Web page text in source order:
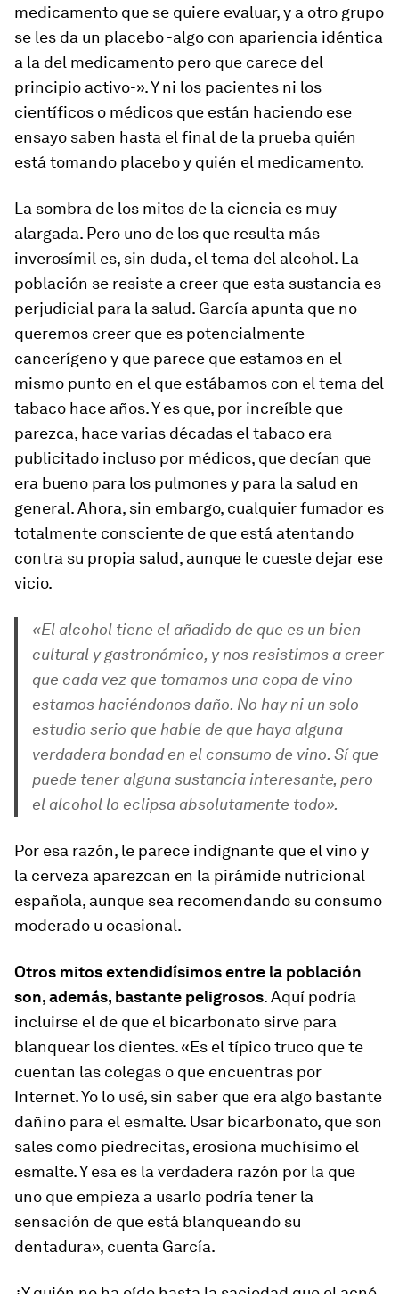
medicamento que se quiere evaluar, y a otro grupo
se les da un placebo -algo con apariencia idéntica
a la del medicamento pero que carece del
principio activo-». Y ni los pacientes ni los
científicos o médicos que están haciendo ese
ensayo saben hasta el final de la prueba quién
está tomando placebo y quién el medicamento.
La sombra de los mitos de la ciencia es muy
alargada. Pero uno de los que resulta más
inverosímil es, sin duda, el tema del alcohol. La
población se resiste a creer que esta sustancia es
perjudicial para la salud. García apunta que no
queremos creer que es potencialmente
cancerígeno y que parece que estamos en el
mismo punto en el que estábamos con el tema del
tabaco hace años. Y es que, por increíble que
parezca, hace varias décadas el tabaco era
publicitado incluso por médicos, que decían que
era bueno para los pulmones y para la salud en
general. Ahora, sin embargo, cualquier fumador es
totalmente consciente de que está atentando
contra su propia salud, aunque le cueste dejar ese
vicio.
«El alcohol tiene el añadido de que es un bien
cultural y gastronómico, y nos resistimos a creer
que cada vez que tomamos una copa de vino
estamos haciéndonos daño. No hay ni un solo
estudio serio que hable de que haya alguna
verdadera bondad en el consumo de vino. Sí que
puede tener alguna sustancia interesante, pero
el alcohol lo eclipsa absolutamente todo».
Por esa razón, le parece indignante que el vino y
la cerveza aparezcan en la pirámide nutricional
española, aunque sea recomendando su consumo
moderado u ocasional.
Otros mitos extendidísimos entre la población
son, además, bastante peligrosos. Aquí podría
incluirse el de que el bicarbonato sirve para
blanquear los dientes. «Es el típico truco que te
cuentan las colegas o que encuentras por
Internet. Yo lo usé, sin saber que era algo bastante
dañino para el esmalte. Usar bicarbonato, que son
sales como piedrecitas, erosiona muchísimo el
esmalte. Y esa es la verdadera razón por la que
uno que empieza a usarlo podría tener la
sensación de que está blanqueando su
dentadura», cuenta García.